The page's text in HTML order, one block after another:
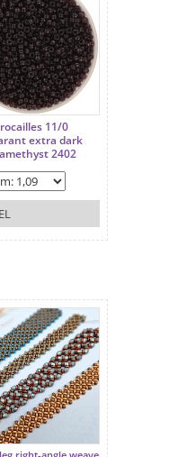
11/0
extra dark
2402